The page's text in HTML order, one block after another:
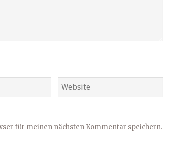
für meinen nächsten Kommentar speichern.